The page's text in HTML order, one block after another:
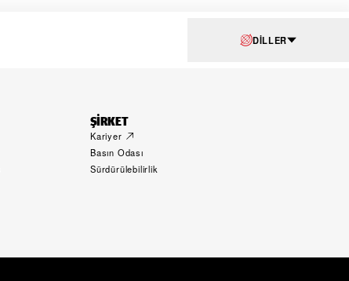
ŞIRKET
Kariyer
Basın Odası
Sürdürülebilirlik
DILLER